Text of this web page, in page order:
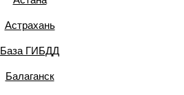
Астрахань
База ГИБДД
Балаганск